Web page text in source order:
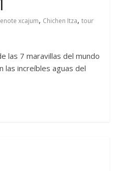
xcajum, Chichen Itza,tour
las 7 maravillas del mundo
increíbles aguas del